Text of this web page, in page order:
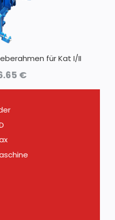
für Kat I/II
€